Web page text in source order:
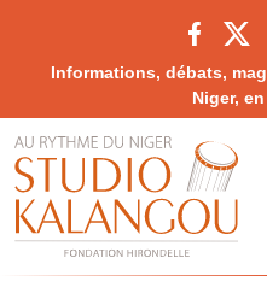
Informations, débats,
Niger,